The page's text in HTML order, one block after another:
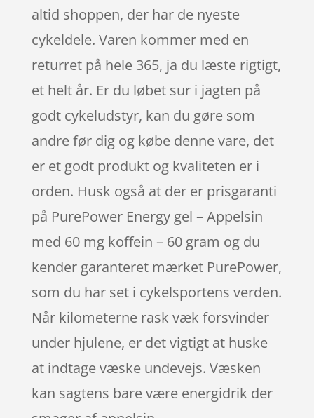
altid shoppen, der har de nyeste
cykeldele. Varen kommer med en
returret på hele 365, ja du læste rigtigt,
et helt år. Er du løbet sur i jagten på
godt cykeludstyr, kan du gøre som
andre før dig og købe denne vare, det
er et godt produkt og kvaliteten er i
orden. Husk også at der er prisgaranti
på PurePower Energy gel – Appelsin
med 60 mg koffein – 60 gram og du
kender garanteret mærket PurePower,
som du har set i cykelsportens verden.
Når kilometerne rask væk forsvinder
under hjulene, er det vigtigt at huske
at indtage væske undevejs. Væsken
kan sagtens bare være energidrik der